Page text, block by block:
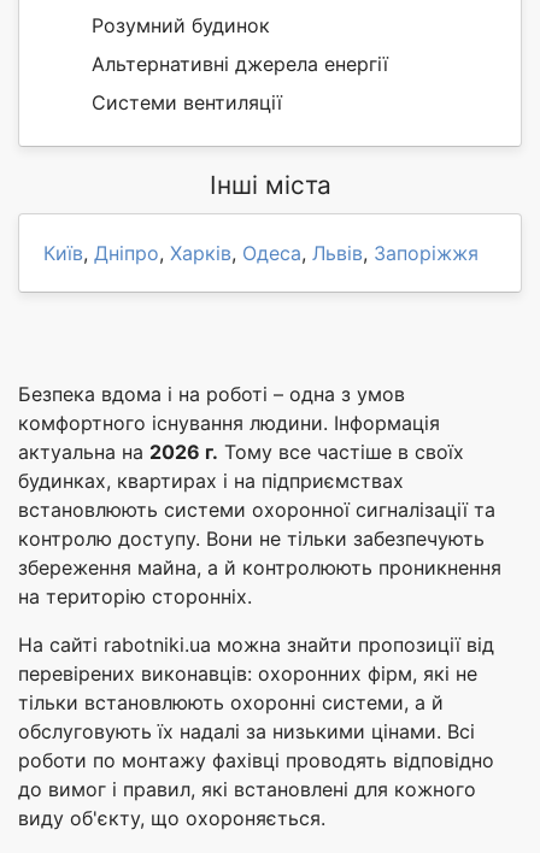
Розумний будинок
Альтернативні джерела енергії
Системи вентиляції
Інші міста
Київ, Дніпро, Харків, Одеса, Львів, Запоріжжя
Безпека вдома і на роботі – одна з умов
комфортного існування людини. Інформація
актуальна на 2026 г. Тому все частіше в своїх
будинках, квартирах і на підприємствах
встановлюють системи охоронної сигналізації та
контролю доступу. Вони не тільки забезпечують
збереження майна, а й контролюють проникнення
на територію сторонніх.
На сайті rabotniki.ua можна знайти пропозиції від
перевірених виконавців: охоронних фірм, які не
тільки встановлюють охоронні системи, а й
обслуговують їх надалі за низькими цінами. Всі
роботи по монтажу фахівці проводять відповідно
до вимог і правил, які встановлені для кожного
виду об'єкту, що охороняється.